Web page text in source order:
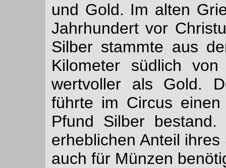
und Gold. Im alten
Jahrhundert vor
Silber stammte aus
Kilometer südlich
wertvoller als Gold.
führte im Circus
Pfund Silber
erheblichen Anteil
auch für Münzen